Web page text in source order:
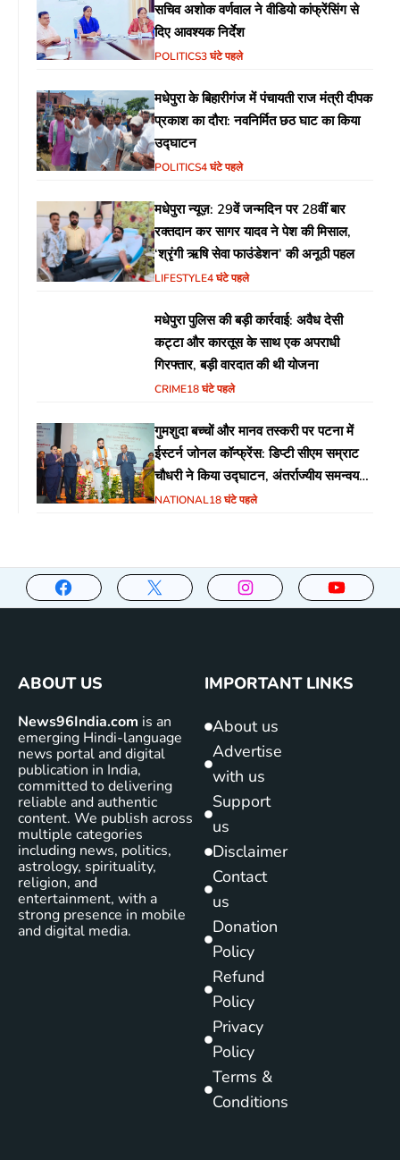
सचिव अशोक वर्णवाल ने वीडियो कांफ्रेंसिंग से
दिए आवश्यक निर्देश
POLITICS3 घंटे पहले
मधेपुरा के बिहारीगंज में पंचायती राज मंत्री दीपक
प्रकाश का दौरा: नवनिर्मित छठ घाट का किया
उद्घाटन
POLITICS4 घंटे पहले
मधेपुरा न्यूज़: 29वें जन्मदिन पर 28वीं बार
रक्तदान कर सागर यादव ने पेश की मिसाल,
‘श्रृंगी ऋषि सेवा फाउंडेशन’ की अनूठी पहल
LIFESTYLE4 घंटे पहले
मधेपुरा पुलिस की बड़ी कार्रवाई: अवैध देसी
कट्टा और कारतूस के साथ एक अपराधी
गिरफ्तार, बड़ी वारदात की थी योजना
CRIME18 घंटे पहले
गुमशुदा बच्चों और मानव तस्करी पर पटना में
ईस्टर्न जोनल कॉन्फ्रेंस: डिप्टी सीएम सम्राट
चौधरी ने किया उद्घाटन, अंतर्राज्यीय समन्वय
पर जोर
NATIONAL18 घंटे पहले
ABOUT US
News96India.com is an
emerging Hindi-language
news portal and digital
publication in India,
committed to delivering
reliable and authentic
content. We publish across
multiple categories
including news, politics,
astrology, spirituality,
religion, and
entertainment, with a
strong presence in mobile
and digital media.
IMPORTANT LINKS
About us
Advertise
with us
Support
us
Disclaimer
Contact
us
Donation
Policy
Refund
Policy
Privacy
Policy
Terms &
Conditions